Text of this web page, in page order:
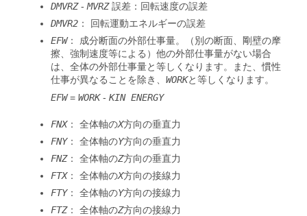
DMVRZ- MVRZ誤差：回転速度の誤差
DMVR2 ： 回転運動エネルギーの誤差
EFW： 成分断面の外部仕事量。（別の断面、剛壁の摩
擦、強制速度等による）他の外部仕事量がない場合
は、全体の外部仕事量と等しくなります。また、慣性
仕事が異なることを除き、 WORKと等しくなります。
EFW= WORK- KIN ENERGY
FNX： 全体軸のX方向の垂直力
FNY： 全体軸のY方向の垂直力
FNZ： 全体軸のZ方向の垂直力
FTX： 全体軸のX方向の接線力
FTY： 全体軸のY方向の接線力
FTZ： 全体軸のZ方向の接線力